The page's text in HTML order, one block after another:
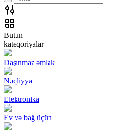
Bütün
kateqoriyalar
Daşınmaz əmlak
Nəqliyyat
Elektronika
Ev və bağ üçün